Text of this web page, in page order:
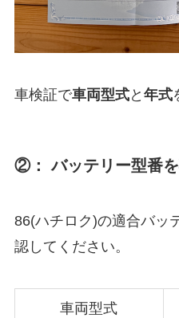
車検証で車両型式と 年式
②： バッテリー型番
86(ハチロク)の適合バッ
認してください。
車両型式